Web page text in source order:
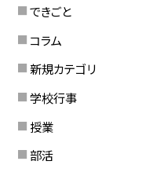
できごと
コラム
新規カテゴリ
学校行事
授業
部活